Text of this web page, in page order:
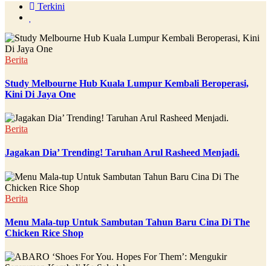
Terkini
Berita
Study Melbourne Hub Kuala Lumpur Kembali Beroperasi,
Kini Di Jaya One
Berita
Jagakan Dia’ Trending! Taruhan Arul Rasheed Menjadi.
Berita
Menu Mala-tup Untuk Sambutan Tahun Baru Cina Di The
Chicken Rice Shop